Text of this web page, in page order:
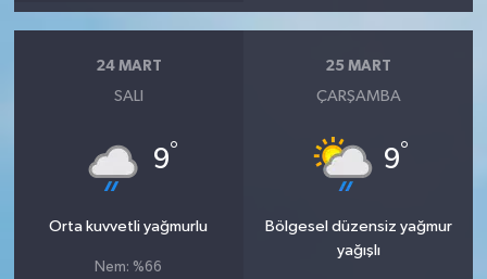
24 MART
SALI
9°
Orta kuvvetli yağmurlu
Nem: %66
25 MART
ÇARŞAMBA
9°
Bölgesel düzensiz yağmur
yağışlı